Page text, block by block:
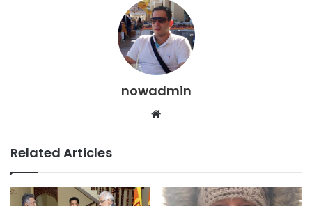
nowadmin
Website
Related Articles